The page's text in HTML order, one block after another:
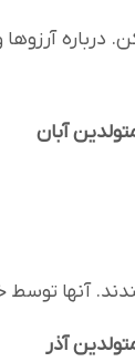
درباره
آنها